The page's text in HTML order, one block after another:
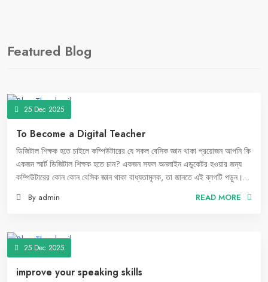
Featured Blog
25 Dec 2025
To Become a Digital Teacher
ডিজিটাল শিক্ষক হতে চাইলে কম্পিউটারের যে সকল বেসিক জ্ঞান থাকা প্রয়োজন আপনি কি
একজন স্মার্ট ডিজিটাল শিক্ষক হতে চান? একজন সফল অনলাইন এডুকেটর হওয়ার জন্য
কম্পিউটারের কোন কোন বেসিক জ্ঞান থাকা বাধ্যতামূলক, তা জানতে এই ব্লগটি পড়ুন।
By admin READ MORE
25 Dec 2025
improve your speaking skills